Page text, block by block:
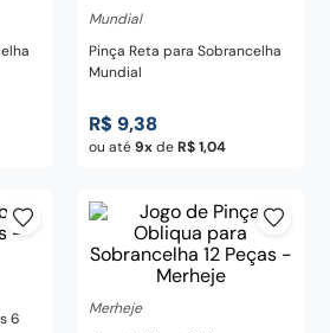
Mundial
Pinça Reta para Sobrancelha
Mundial
R$ 9,38
ou até9 deR$ 1,04
6
Merheje